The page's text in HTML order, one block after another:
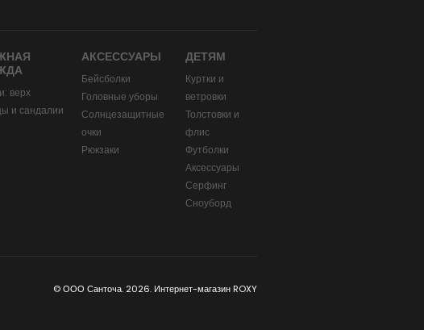
верх
и сандалии
АКСЕССУАРЫ
Бейсболки
Головные уборы
Солнцезащитные
очки
Рюкзаки
ДЕТЯМ
Куртки и
ветровки
Толстовки и
флис
Футболки
Аксессуары
Серфинг
Сноуборд
© ООО Санточа. 2026. Интернет-магазин ROXY